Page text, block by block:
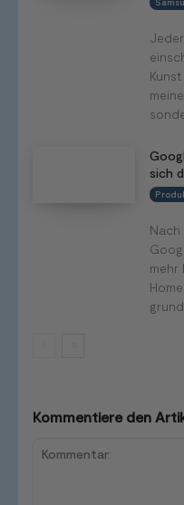
sich
mehr
Kommentiere den